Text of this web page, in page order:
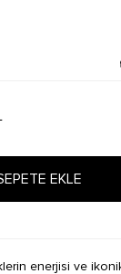
EKLE
enerjisi ve